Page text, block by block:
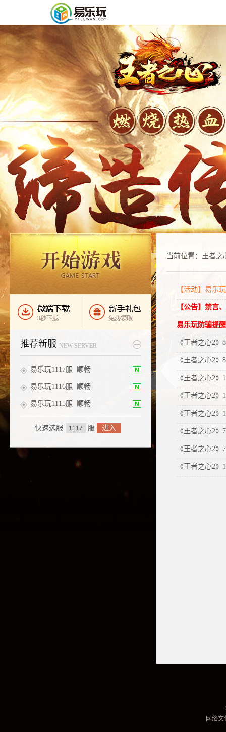
推荐新服 NEW SERVER
易乐玩1117服 顺畅
易乐玩1116服 顺畅
易乐玩1115服 顺畅
快速选服 服 进入
当前位置： 王者之
【活动】易乐
【公告】禁言
易乐玩防骗提
《王者之心2
《王者之心2
《王者之心2》
《王者之心2》
《王者之心2》
《王者之心2
《王者之心2
《王者之心2》
网络